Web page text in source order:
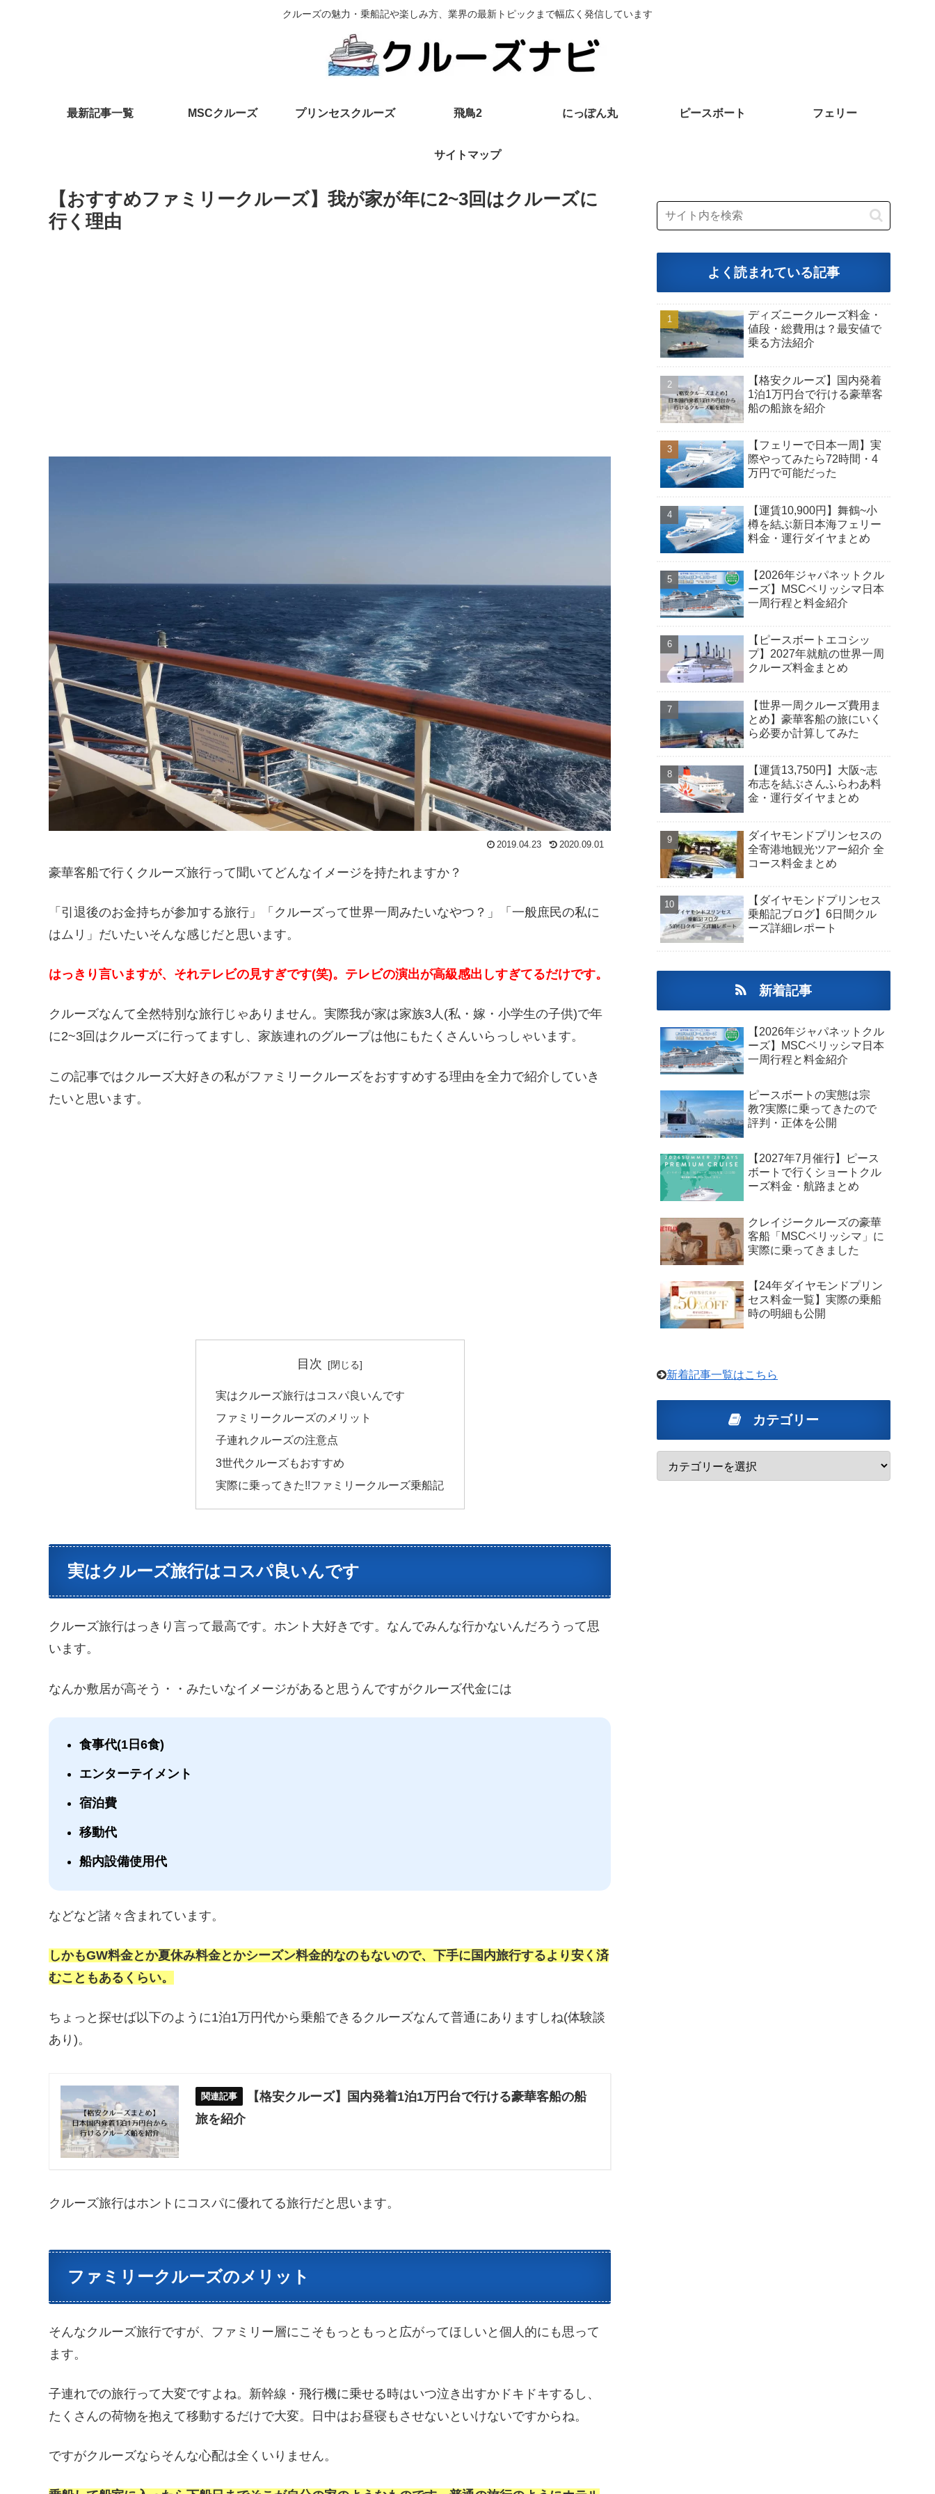
クルーズの魅力・乗船記や楽しみ方、業界の最新トピックまで幅広く発信しています
最新記事一覧 MSCクルーズ プリンセスクルーズ 飛鳥2 にっぽん丸 ピースボート フェリー
サイトマップ
【おすすめファミリークルーズ】我が家が年に2~3回はクルーズに
行く理由
2019.04.23 2020.09.01
豪華客船で行くクルーズ旅行って聞いてどんなイメージを持たれますか？
「引退後のお金持ちが参加する旅行」「クルーズって世界一周みたいなやつ？」「一般庶民の私に
はムリ」だいたいそんな感じだと思います。
はっきり言いますが、それテレビの見すぎです(笑)。テレビの演出が高級感出しすぎてるだけです。
クルーズなんて全然特別な旅行じゃありません。実際我が家は家族3人(私・嫁・小学生の子供)で年
に2~3回はクルーズに行ってますし、家族連れのグループは他にもたくさんいらっしゃいます。
この記事ではクルーズ大好きの私がファミリークルーズをおすすめする理由を全力で紹介していき
たいと思います。
目次
実はクルーズ旅行はコスパ良いんです
ファミリークルーズのメリット
子連れクルーズの注意点
3世代クルーズもおすすめ
実際に乗ってきた!!ファミリークルーズ乗船記
実はクルーズ旅行はコスパ良いんです
クルーズ旅行はっきり言って最高です。ホント大好きです。なんでみんな行かないんだろうって思
います。
なんか敷居が高そう・・みたいなイメージがあると思うんですがクルーズ代金には
食事代(1日6食)
エンターテイメント
宿泊費
移動代
船内設備使用代
などなど諸々含まれています。
しかもGW料金とか夏休み料金とかシーズン料金的なのもないので、下手に国内旅行するより安く済
むこともあるくらい。
ちょっと探せば以下のように1泊1万円代から乗船できるクルーズなんて普通にありますしね(体験談
あり)。
【格安クルーズ】国内発着1泊1万円台で行ける豪華客船の船
旅を紹介
クルーズ旅行はホントにコスパに優れてる旅行だと思います。
ファミリークルーズのメリット
そんなクルーズ旅行ですが、ファミリー層にこそもっともっと広がってほしいと個人的にも思って
ます。
子連れでの旅行って大変ですよね。新幹線・飛行機に乗せる時はいつ泣き出すかドキドキするし、
たくさんの荷物を抱えて移動するだけで大変。日中はお昼寝もさせないといけないですからね。
ですがクルーズならそんな心配は全くいりません。
よく読まれている記事
ディズニークルーズ料金・
値段・総費用は？最安値で
乗る方法紹介
【格安クルーズ】国内発着
1泊1万円台で行ける豪華客
船の船旅を紹介
【フェリーで日本一周】実
際やってみたら72時間・4
万円で可能だった
【運賃10,900円】舞鶴~小
樽を結ぶ新日本海フェリー
料金・運行ダイヤまとめ
【2026年ジャパネットクル
ーズ】MSCベリッシマ日本
一周行程と料金紹介
【ピースボートエコシッ
プ】2027年就航の世界一周
クルーズ料金まとめ
【世界一周クルーズ費用ま
とめ】豪華客船の旅にいく
ら必要か計算してみた
【運賃13,750円】大阪~志
布志を結ぶさんふらわあ料
金・運行ダイヤまとめ
ダイヤモンドプリンセスの
全寄港地観光ツアー紹介 全
コース料金まとめ
【ダイヤモンドプリンセス
乗船記ブログ】6日間クル
ーズ詳細レポート
新着記事
【2026年ジャパネットクル
ーズ】MSCベリッシマ日本
一周行程と料金紹介
ピースボートの実態は宗
教?実際に乗ってきたので
評判・正体を公開
【2027年7月催行】ピース
ボートで行くショートクル
ーズ料金・航路まとめ
クレイジークルーズの豪華
客船「MSCベリッシマ」に
実際に乗ってきました
【24年ダイヤモンドプリン
セス料金一覧】実際の乗船
時の明細も公開
新着記事一覧はこちら
カテゴリー